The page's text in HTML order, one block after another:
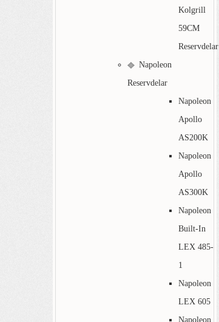
Kolgrill
59CM
Reservdelar
Napoleon
Reservdelar
Napoleon
Apollo
AS200K
Napoleon
Apollo
AS300K
Napoleon
Built-In
LEX 485-
1
Napoleon
LEX 605
Napoleon